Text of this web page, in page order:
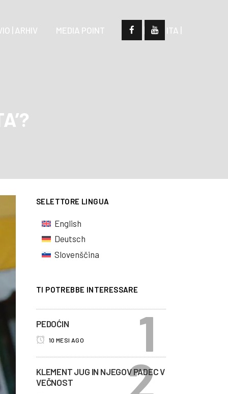
| ARHIV MEDIA POINT | SLO | | ITA |
SELETTORE LINGUA
English
Deutsch
Slovenščina
TI POTREBBE INTERESSARE
PEDOĆIN
10 MESI AGO
KLEMENT JUG IN NJEGOV PADEC V
VEČNOST